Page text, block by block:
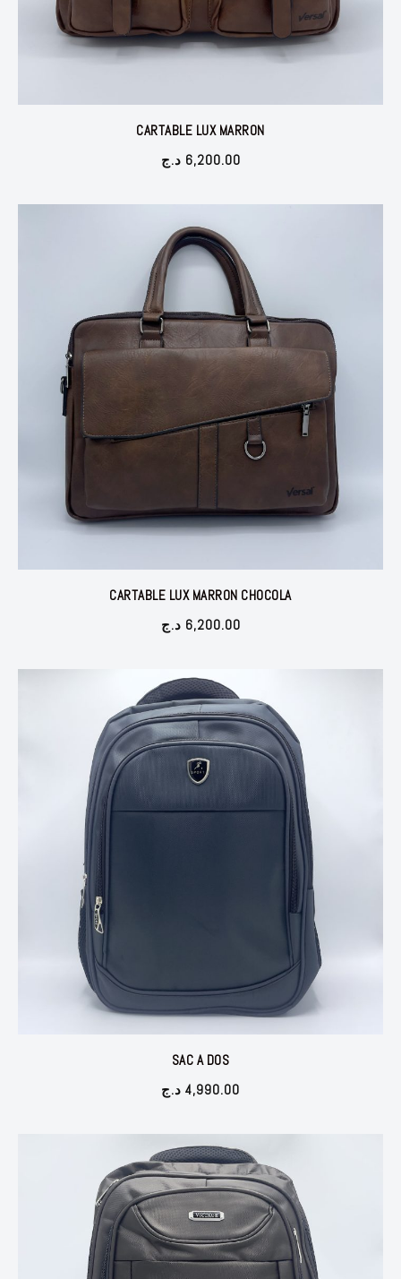
CARTABLE LUX MARRON
6,200.00 د.ج
CARTABLE LUX MARRON CHOCOLA
6,200.00 د.ج
SAC A DOS
4,990.00 د.ج